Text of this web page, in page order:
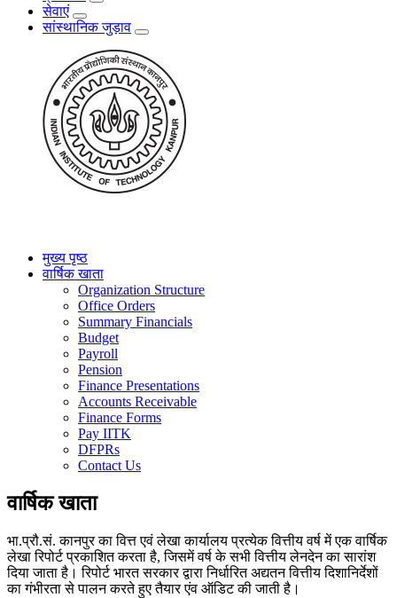
सेवाएं
सांस्थानिक जुड़ाव
मुख्य पृष्ठ
वार्षिक खाता
Organization Structure
Office Orders
Summary Financials
Budget
Payroll
Pension
Finance Presentations
Accounts Receivable
Finance Forms
Pay IITK
DFPRs
Contact Us
वार्षिक खाता
भा.प्रौ.सं. कानपुर का वित्त एवं लेखा कार्यालय प्रत्येक वित्तीय वर्ष में एक वार्षिक
लेखा रिपोर्ट प्रकाशित करता है, जिसमें वर्ष के सभी वित्तीय लेनदेन का सारांश
दिया जाता है। रिपोर्ट भारत सरकार द्वारा निर्धारित अद्यतन वित्तीय दिशानिर्देशों
का गंभीरता से पालन करते हुए तैयार एंव ऑडिट की जाती है।